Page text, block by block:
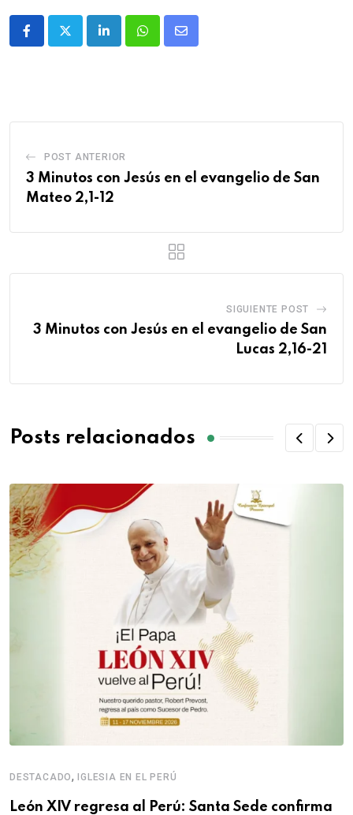
POST ANTERIOR
3 Minutos con Jesús en el evangelio de San
Mateo 2,1-12
SIGUIENTE POST
3 Minutos con Jesús en el evangelio de San
Lucas 2,16-21
Posts relacionados
DESTACADO,IGLESIA EN EL PERÚ
León XIV regresa al Perú: Santa Sede confirma